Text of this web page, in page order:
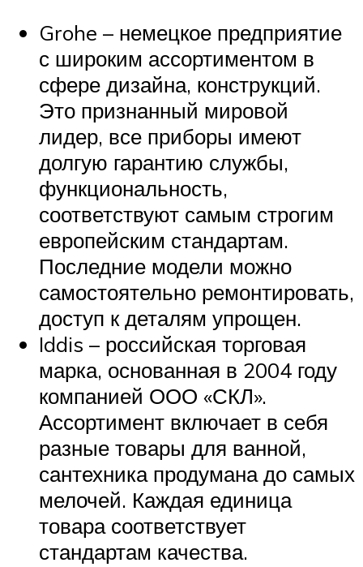
Grohe – немецкое предприятие
с широким ассортиментом в
сфере дизайна, конструкций.
Это признанный мировой
лидер, все приборы имеют
долгую гарантию службы,
функциональность,
соответствуют самым строгим
европейским стандартам.
Последние модели можно
самостоятельно ремонтировать,
доступ к деталям упрощен.
Iddis – российская торговая
марка, основанная в 2004 году
компанией ООО «СКЛ».
Ассортимент включает в себя
разные товары для ванной,
сантехника продумана до самых
мелочей. Каждая единица
товара соответствует
стандартам качества.